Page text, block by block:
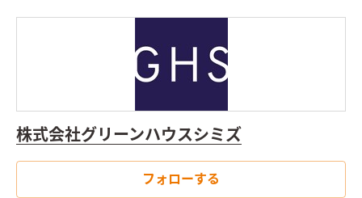
株式会社グリーンハウスシミズ
フォローする